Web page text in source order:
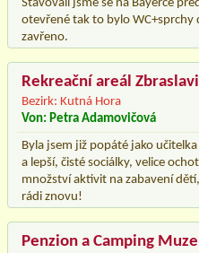
Stavovali jsme se na Bayerce
otevřené tak to bylo
zavřeno.
Rekreační areál
Bezirk: Kutná Hora
Von: Petra Adamovičová
Byla jsem již popáté jako
a lepší, čisté sociálky, velice
množství aktivit na zabavení
rádi znovu!
Penzion a Camping